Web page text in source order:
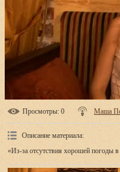
Просмотры: 0 Маша
Описание материала:
«Из-за отсутствия хорошей погоды